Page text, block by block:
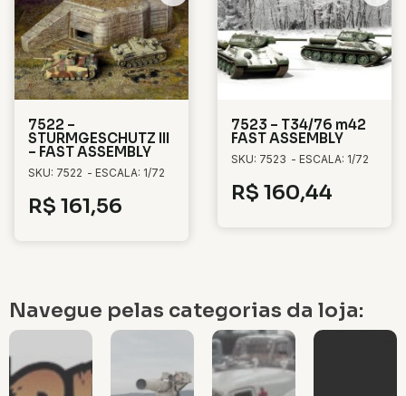
7522 –
STURMGESCHUTZ III
– FAST ASSEMBLY
SKU: 7522 - ESCALA: 1/72
R$ 161,56
7523 – T34/76 m42
FAST ASSEMBLY
SKU: 7523 - ESCALA: 1/72
R$ 160,44
Navegue pelas categorias da loja: